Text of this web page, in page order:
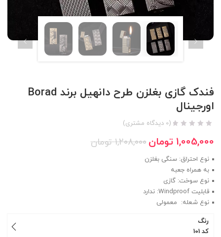
فندک گازی بغلزن طرح دانهیل برند Borad
اورجینال
(
0 دیدگاه مشتری)
1,005,000 تومان 1,208,000 تومان
نوع احتراق: سنگی بغلزن
به همراه جعبه
نوع سوخت: گازی
قابلیت Windproof: ندارد
نوع شعله: معمولی
رنگ
کد 101